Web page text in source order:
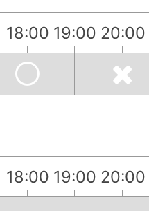
18:00 19:00 20:00
18:00 19:00 20:00